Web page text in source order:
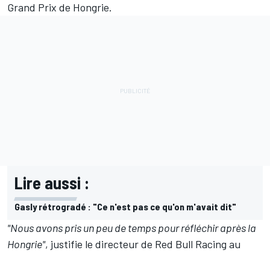
Grand Prix de Hongrie.
Lire aussi :
Gasly rétrogradé : "Ce n'est pas ce qu'on m'avait dit"
"Nous avons pris un peu de temps pour réfléchir après la
Hongrie", justifie le directeur de Red Bull Racing au